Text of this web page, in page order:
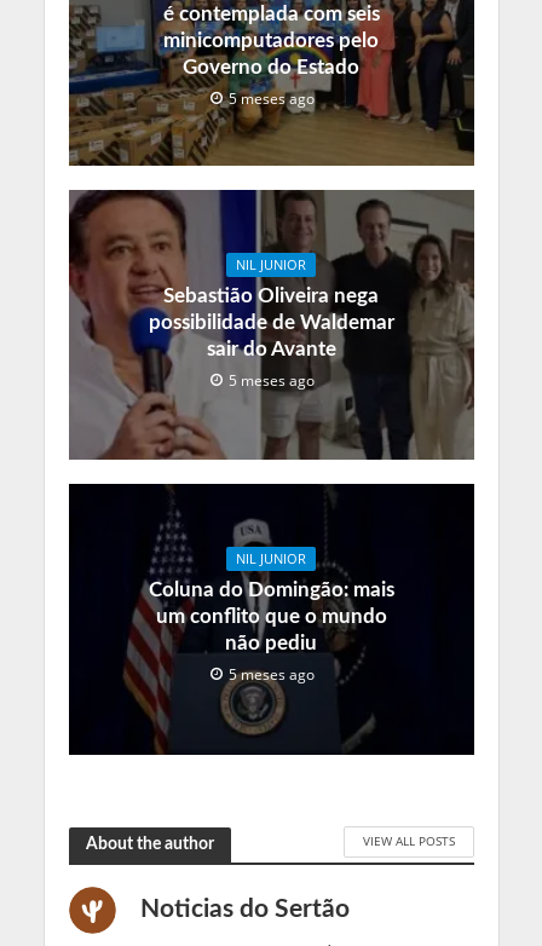
é contemplada com seis
minicomputadores pelo
Governo do Estado
5 meses ago
NIL JUNIOR
Sebastião Oliveira nega
possibilidade de Waldemar
sair do Avante
5 meses ago
NIL JUNIOR
Coluna do Domingão: mais
um conflito que o mundo
não pediu
5 meses ago
About the author VIEW ALL POSTS
Noticias do Sertão